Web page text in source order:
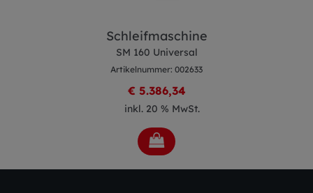
Schleifmaschine
SM 160 Universal
Artikelnummer: 002633
€ 5.386,34
inkl. 20 % MwSt.